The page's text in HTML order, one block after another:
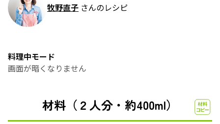
牧野直子 さんのレシピ
料理中モード
画面が暗くなりません
材料（２人分・約400ml）